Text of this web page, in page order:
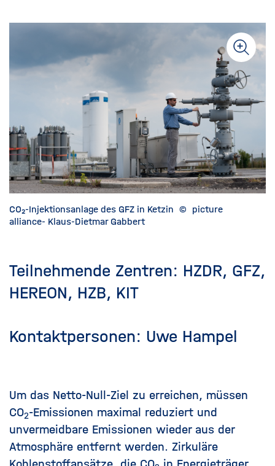
CO₂-Injektionsanlage des GFZ in Ketzin © picture
alliance- Klaus-Dietmar Gabbert
Teilnehmende Zentren: HZDR, GFZ,
HEREON, HZB, KIT
Kontaktpersonen: Uwe Hampel
Um das Netto-Null-Ziel zu erreichen, müssen
CO2-Emissionen maximal reduziert und
unvermeidbare Emissionen wieder aus der
Atmosphäre entfernt werden. Zirkuläre